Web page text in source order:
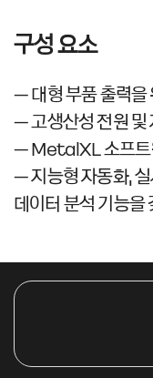
구성 요소
– 대형 부품 출력을
– 고생산성 전원 및
– MetalXL 소프트
– 지능형 자동화,
데이터 분석 기능